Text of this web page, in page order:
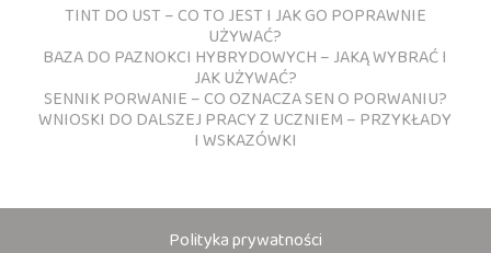
TINT DO UST – CO TO JEST I JAK GO POPRAWNIE
UŻYWAĆ?
BAZA DO PAZNOKCI HYBRYDOWYCH – JAKĄ WYBRAĆ I
JAK UŻYWAĆ?
SENNIK PORWANIE – CO OZNACZA SEN O PORWANIU?
WNIOSKI DO DALSZEJ PRACY Z UCZNIEM – PRZYKŁADY
I WSKAZÓWKI
Polityka prywatności